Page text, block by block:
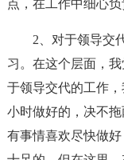
点，在工作中细心负
2、对于领导交
习。在这个层面，
于领导交代的工作
小时做好的，决不拖
有事情喜欢尽快做